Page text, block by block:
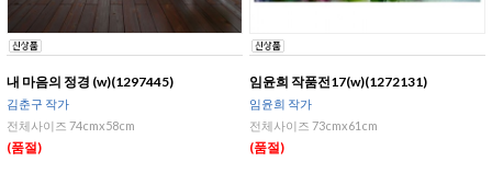
내 마음의 정경 (w)(1297445)
김춘구 작가
전체사이즈 74cmx58cm
(품절)
임윤희 작품전17(w)(1272131)
임윤희 작가
전체사이즈 73cmx61cm
(품절)